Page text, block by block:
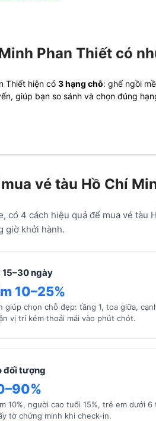
Phan Thiết có
Thiết hiện có 3 hạng chỗ: ghế ngồi
giúp bạn so sánh và chọn đúng
vé tàu Hồ Chí
có 4 cách hiệu quả để mua vé tàu
giờ khởi hành.
ngày
10–25%
giúp chọn chỗ đẹp: tầng 1, toa giữa,
vị trí kém thoải mái vào phút chót.
đối tượng
10%, người cao tuổi 15%, trẻ em dưới 6
tờ chứng minh khi check-in.